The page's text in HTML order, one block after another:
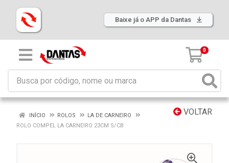
Baixe já o APP da Dantas
0
VOLTAR
INÍCIO ROLOS
LA DE CARNEIRO
ROLO COMPEL LA CARNEIRO 23CM S/CB